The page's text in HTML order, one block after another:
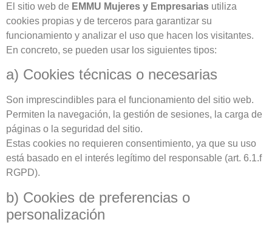
El sitio web de EMMU Mujeres y Empresarias utiliza
cookies propias y de terceros para garantizar su
funcionamiento y analizar el uso que hacen los visitantes.
En concreto, se pueden usar los siguientes tipos:
a) Cookies técnicas o necesarias
Son imprescindibles para el funcionamiento del sitio web.
Permiten la navegación, la gestión de sesiones, la carga de
páginas o la seguridad del sitio.
Estas cookies no requieren consentimiento, ya que su uso
está basado en el interés legítimo del responsable (art. 6.1.f
RGPD).
b) Cookies de preferencias o
personalización